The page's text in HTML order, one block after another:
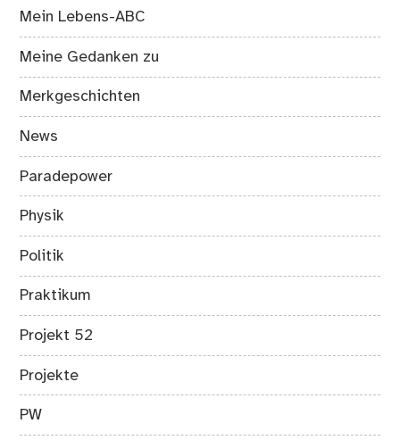
Mein Lebens-ABC
Meine Gedanken zu
Merkgeschichten
News
Paradepower
Physik
Politik
Praktikum
Projekt 52
Projekte
PW